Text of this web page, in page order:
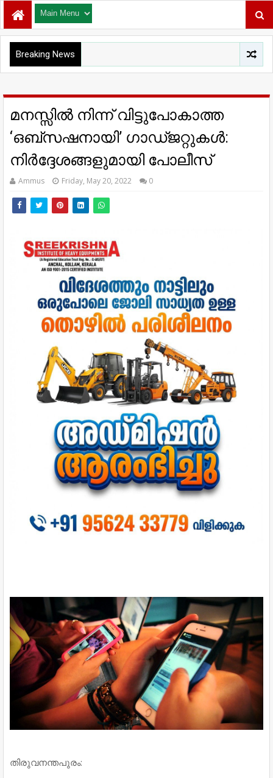
Breaking News
മനസ്സിൽ നിന്ന് വിട്ടുപോകാത്ത
‘ഒബ്സഷനായി’ ഗാഡ്ജറ്റുകൾ:
നിർദ്ദേശങ്ങളുമായി പോലീസ്
Ammus Friday, May 20, 2022 0
തിരുവനന്തപുരം: